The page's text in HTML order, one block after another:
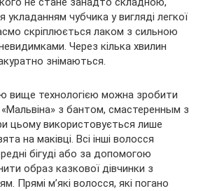
укладанням чубчика у вигляді легкої
скріплюється лаком з сильною
Через кілька хвилин
знімаються.
вище технологією можна зробити
«Мальвіна» з бантом, смастеренным з
цьому використовується лише
на маківці. Всі інші волосся
бігуді або за допомогою
образ казкової дівчинки з
Прямі м’які волосся, які погано